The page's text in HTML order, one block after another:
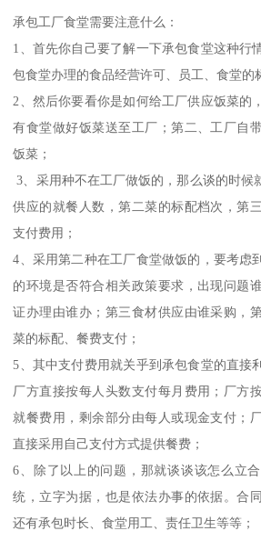
承包工厂食堂需要注意什么：
1、首先你自己要了解一下承包食堂这种行
包食堂办理的食品经营许可、员工、食堂的
2、然后你要看你是如何给工厂供应饭菜的
有食堂做好饭菜送至工厂；第二、工厂自
饭菜；
3、采用种不在工厂做饭的，那么谈的时候
供应的就餐人数，第二菜的标配档次，第
支付费用；
4、采用第二种在工厂食堂做饭的，要考虑
的环境是否符合相关政策要求，出现问题
证办理由谁办；第三食材供应由谁采购，
菜的标配、餐费支付；
5、其中支付费用就关乎到承包食堂的直接
厂方直接按每人头数支付每月费用；厂方
就餐费用，剩余部分由每人或现金支付；
直接采用自己支付方式提供餐费；
6、除了以上的问题，那就谈谈该怎么立
统，立字为据，也是依法办事的依据。合
还有承包时长、食堂用工、责任卫生等等；